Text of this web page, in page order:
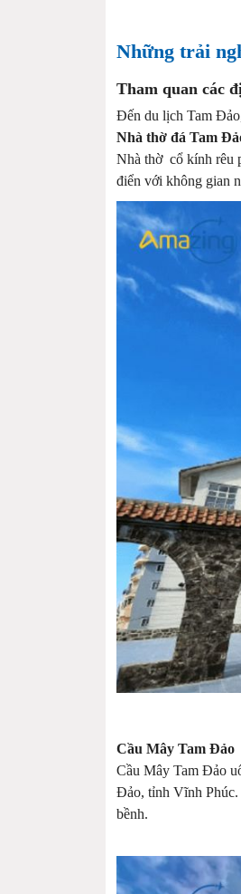
Những trải
Tham quan các
Đến du lịch Tam
Nhà thờ đá Tam
Nhà thờ cổ kính rêu
điển với không gian
Cầu Mây Tam Đảo
Cầu Mây Tam Đảo
Đảo, tỉnh Vĩnh Phúc.
bềnh.